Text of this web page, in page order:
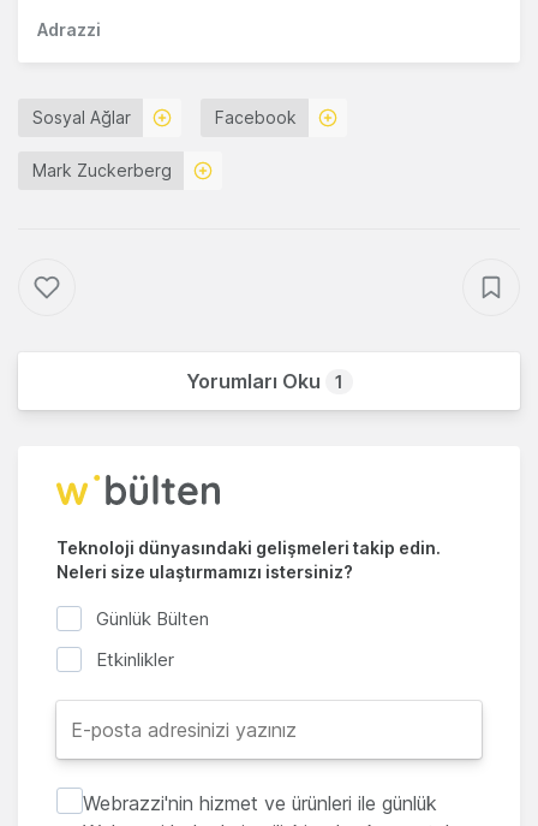
Adrazzi
Sosyal Ağlar Facebook
Mark Zuckerberg
Yorumları Oku 1
Teknoloji dünyasındaki gelişmeleri takip edin.
Neleri size ulaştırmamızı istersiniz?
Günlük Bülten
Etkinlikler
Webrazzi'nin hizmet ve ürünleri ile günlük